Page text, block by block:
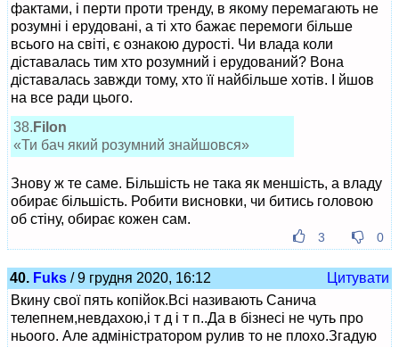
фактами, і перти проти тренду, в якому перемагають не
розумні і ерудовані, а ті хто бажає перемоги більше
всього на світі, є ознакою дурості. Чи влада коли
діставалась тим хто розумний і ерудований? Вона
діставалась завжди тому, хто її найбільше хотів. І йшов
на все ради цього.
38. Filon
«Ти бач який розумний знайшовся»
Знову ж те саме. Більшість не така як меншість, а владу
обирає більшість. Робити висновки, чи битись головою
об стіну, обирає кожен сам.
3 0
40. Fuks / 9 грудня 2020, 16:12
Цитувати
Вкину свої пять копійок.Всі називають Санича
телепнем,невдахою,і т д і т п..Да в бізнесі не чуть про
ньоого. Але адміністратором рулив то не плохо.Згадую